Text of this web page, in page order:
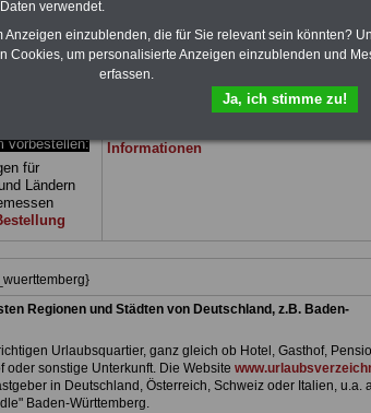
für
in
vorbestellen:
für
Ländern
Landes Baden-Württemberg
geeignet: die
Bücher behandeln Beamtenrecht,
Beamtenversor-gung, Beihilfe, Rund ums
Nebentätigkeitsrecht, Frauen im
Dienst. und Berufseinstieg im öffentlichen
Dienst. Man kann die eBooks
Informationen
Regionen und Städten von Deutschland, z.B. Baden-
Urlaubsquartier, ganz gleich ob Hotel, Gasthof,
oder sonstige Unterkunft. Die Website
in Deutschland, Österreich, Schweiz oder Italien, u.a.
Baden-Württemberg.
verwendet.
Anzeigen einzublenden, die für Sie relevant sein könnten?
Cookies, um personalisierte Anzeigen einzublenden und
erfassen.
Ja, ich stimme zu!